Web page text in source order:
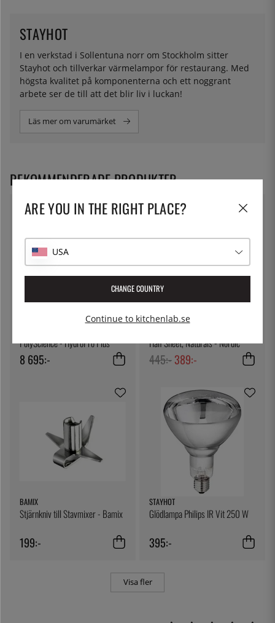
I en verkstad i Sollentuna norr om Stockholm sitter
Stayhot och tillverkar värmelampor för restaurang. Med
högsta kvalitet på komponenterna och ett noggrant
arbete ser de till att det blir liv i luckan!
STAYHOT
Läs mer om varumärket
PolyScience - HydroPro Plus
8 695:-
13%
NORDIC WARE
Half Sheet, Naturals - Nordic
Ware
445:-389:-
BAMIX
Stjärnkniv till Stavmixer - Bamix
199:-
STAYHOT
Glödlampa Philips IR Vit 250 W
395:-
Visa fler
REKOMMENDERADE PRODUKTER
ARE YOU IN THE RIGHT PLACE?
USA
CHANGE COUNTRY
Continue to kitchenlab.se